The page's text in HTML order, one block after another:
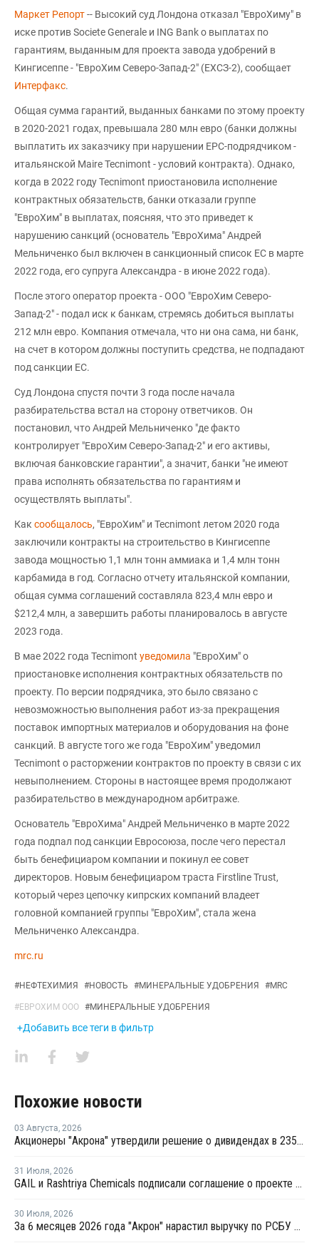
Маркет Репорт-- Высокий суд Лондона отказал "ЕвроХиму" в
иске против Societe Generale и ING Bank о выплатах по
гарантиям, выданным для проекта завода удобрений в
Кингисеппе - "ЕвроХим Северо-Запад-2" (ЕХСЗ-2), сообщает
Интерфакс.
Общая сумма гарантий, выданных банками по этому проекту
в 2020-2021 годах, превышала 280 млн евро (банки должны
выплатить их заказчику при нарушении EPC-подрядчиком -
итальянской Maire Tecnimont - условий контракта). Однако,
когда в 2022 году Tecnimont приостановила исполнение
контрактных обязательств, банки отказали группе
"ЕвроХим" в выплатах, поясняя, что это приведет к
нарушению санкций (основатель "ЕвроХима" Андрей
Мельниченко был включен в санкционный список ЕС в марте
2022 года, его супруга Александра - в июне 2022 года).
После этого оператор проекта - ООО "ЕвроХим Северо-
Запад-2" - подал иск к банкам, стремясь добиться выплаты
212 млн евро. Компания отмечала, что ни она сама, ни банк,
на счет в котором должны поступить средства, не подпадают
под санкции ЕС.
Суд Лондона спустя почти 3 года после начала
разбирательства встал на сторону ответчиков. Он
постановил, что Андрей Мельниченко "де факто
контролирует "ЕвроХим Северо-Запад-2" и его активы,
включая банковские гарантии", а значит, банки "не имеют
права исполнять обязательства по гарантиям и
осуществлять выплаты".
Как сообщалось, "ЕвроХим" и Tecnimont летом 2020 года
заключили контракты на строительство в Кингисеппе
завода мощностью 1,1 млн тонн аммиака и 1,4 млн тонн
карбамида в год. Согласно отчету итальянской компании,
общая сумма соглашений составляла 823,4 млн евро и
$212,4 млн, а завершить работы планировалось в августе
2023 года.
В мае 2022 года Tecnimont уведомила "ЕвроХим" о
приостановке исполнения контрактных обязательств по
проекту. По версии подрядчика, это было связано с
невозможностью выполнения работ из-за прекращения
поставок импортных материалов и оборудования на фоне
санкций. В августе того же года "ЕвроХим" уведомил
Tecnimont о расторжении контрактов по проекту в связи с их
невыполнением. Стороны в настоящее время продолжают
разбирательство в международном арбитраже.
Основатель "ЕвроХима" Андрей Мельниченко в марте 2022
года подпал под санкции Евросоюза, после чего перестал
быть бенефициаром компании и покинул ее совет
директоров. Новым бенефициаром траста Firstline Trust,
который через цепочку кипрских компаний владеет
головной компанией группы "ЕвроХим", стала жена
Мельниченко Александра.
mrc.ru
#НЕФТЕХИМИЯ #НОВОСТЬ #МИНЕРАЛЬНЫЕ УДОБРЕНИЯ #MRC
#ЕВРОХИМ ООО #МИНЕРАЛЬНЫЕ УДОБРЕНИЯ
+Добавить все теги в фильтр
Похожие новости
03 Августа, 2026
Акционеры "Акрона" утвердили решение о дивидендах в 235 рублей на акцию
31 Июля, 2026
GAIL и Rashtriya Chemicals подписали соглашение о проекте по производству удобрений на основе природного газа
30 Июля, 2026
За 6 месяцев 2026 года "Акрон" нарастил выручку по РСБУ на 1,3%